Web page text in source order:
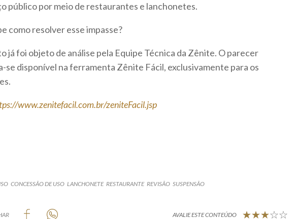
público por meio de restaurantes e lanchonetes.
como resolver esse impasse?
já foi objeto de análise pela Equipe Técnica da Zênite. O parecer
se disponível na ferramenta Zênite Fácil, exclusivamente para os
www.zenitefacil.com.br/zeniteFacil.jsp
CONCESSÃO DE USO LANCHONETE RESTAURANTE REVISÃO SUSPENSÃO
AVALIE ESTE CONTEÚDO